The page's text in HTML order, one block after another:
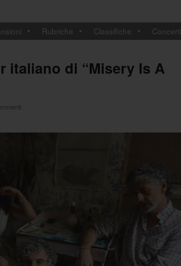
Rubriche Classifiche Concerti
italiano di “Misery Is A